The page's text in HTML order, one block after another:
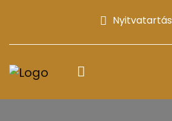
Nyitvatartás